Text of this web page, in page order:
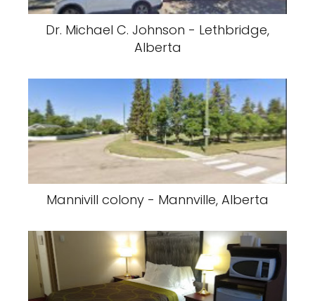
Dr. Michael C. Johnson - Lethbridge,
Alberta
Mannivill colony - Mannville, Alberta